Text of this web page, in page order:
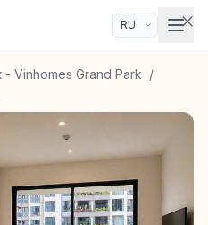
Vinhomes Grand Park /